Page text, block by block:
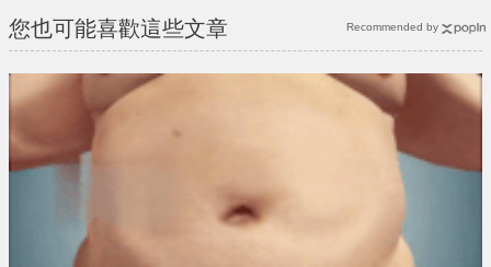
您也可能喜歡這些文章 Recommended by